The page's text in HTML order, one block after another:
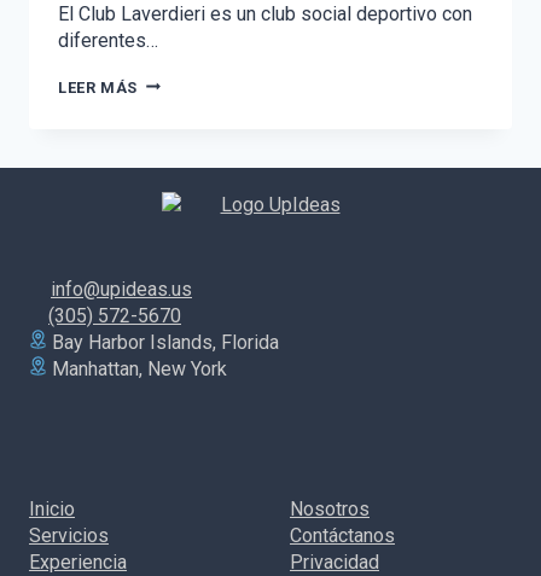
El Club Laverdieri es un club social deportivo con
diferentes…
LEER MÁS EN
UN
CON
info@upideas.us
(305) 572-5670
Bay Harbor Islands, Florida
Manhattan, New York
Inicio
Servicios
Experiencia
Nosotros
Contáctanos
Privacidad